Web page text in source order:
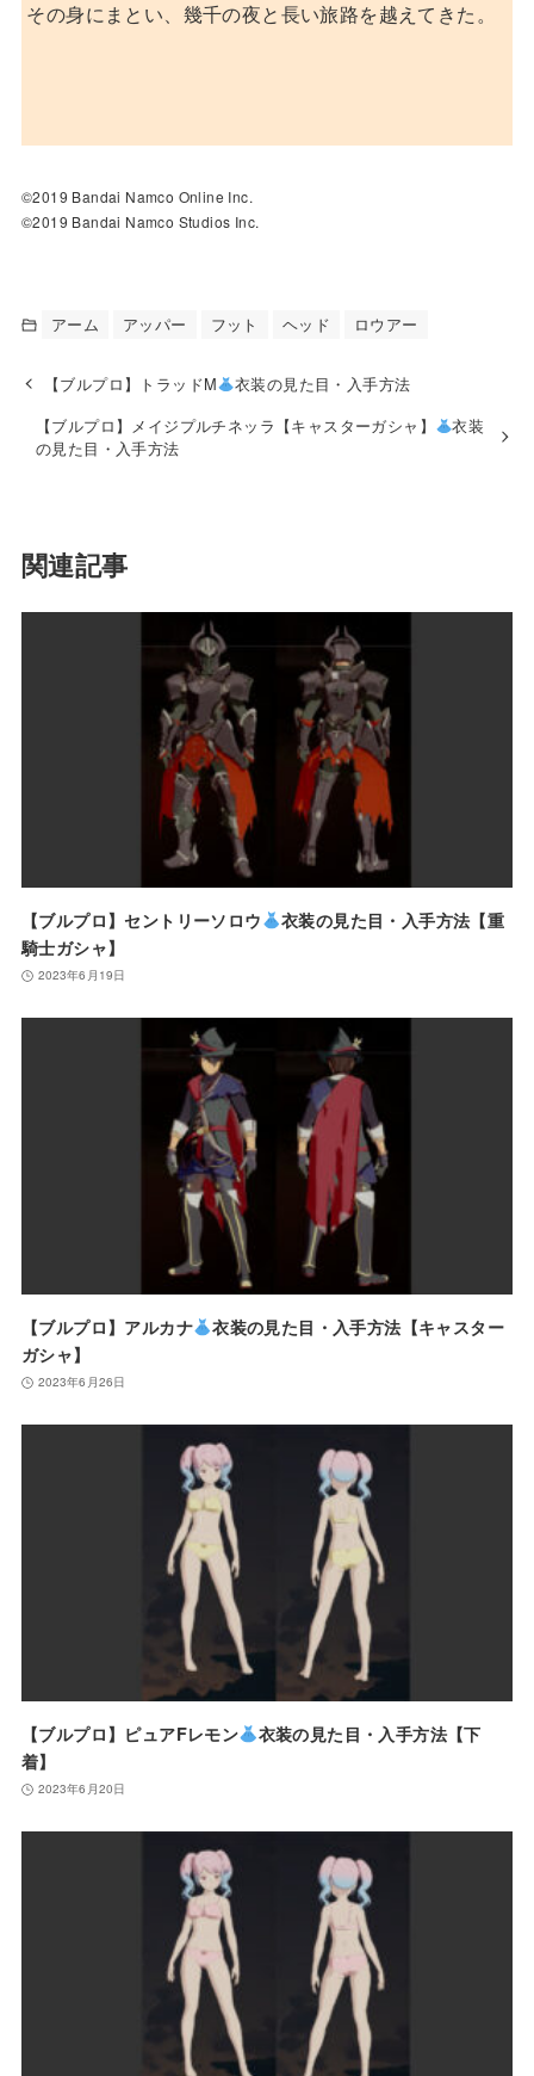
その身にまとい、幾千の夜と長い旅路を越えてきた。
©2019 Bandai Namco Online Inc.
©2019 Bandai Namco Studios Inc.
アーム アッパー フット ヘッド ロウアー
【ブルプロ】トラッドM
衣装の見た目・入手方法
【ブルプロ】メイジプルチネッラ【キャスターガシャ】
衣装
の見た目・入手方法
関連記事
【ブルプロ】セントリーソロウ
衣装の見た目・入手方法【重
騎士ガシャ】
2023年6月19日
【ブルプロ】アルカナ
衣装の見た目・入手方法【キャスター
ガシャ】
2023年6月26日
【ブルプロ】ピュアFレモン
衣装の見た目・入手方法【下
着】
2023年6月20日